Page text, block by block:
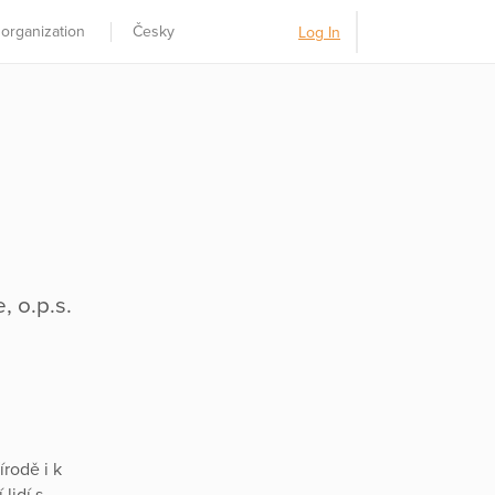
Česky Log In
o.p.s.
i k